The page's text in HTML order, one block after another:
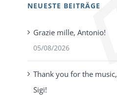
NEUESTE BEITRÄGE
Grazie mille, Antonio!
05/08/2026
Thank you for the music,
Sigi!